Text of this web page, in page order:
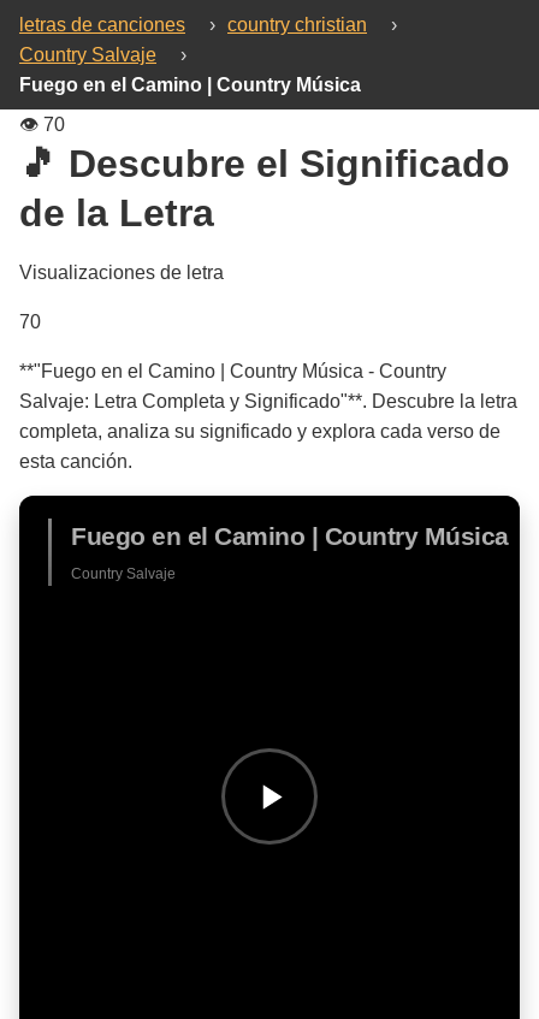
letras de canciones › country christian
›
Country Salvaje
›
Fuego en el Camino | Country Música
👁️ 70
🎵 Descubre el Significado
de la Letra
Visualizaciones de letra
70
**"Fuego en el Camino | Country Música - Country
Salvaje: Letra Completa y Significado"**. Descubre la letra
completa, analiza su significado y explora cada verso de
esta canción.
Fuego en el Camino | Country Música
Country Salvaje